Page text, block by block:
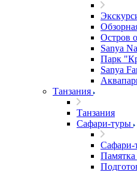
Остров
Sanya
Парк
Sanya
Танзания
Танзания
Сафари-туры
Сафари-
Памятка